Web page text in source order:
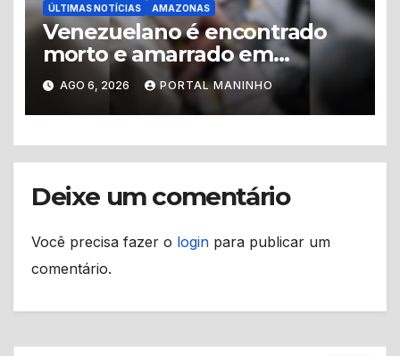
ÚLTIMAS NOTÍCIAS AMAZONAS
Venezuelano é encontrado
morto e amarrado em
apartamento no Centro de
Manaus
AGO 6, 2026 PORTAL MANINHO
Deixe um comentário
Você precisa fazer o login para publicar um
comentário.